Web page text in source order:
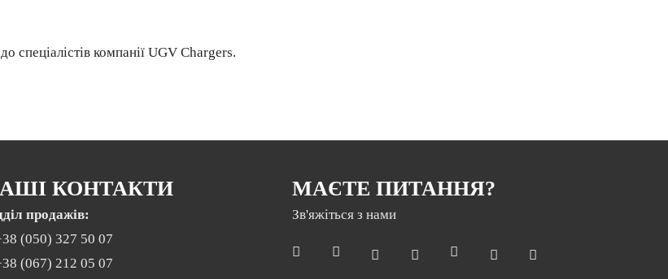
спеціалістів компанії UGV Chargers.
КОНТАКТИ
продажів:
(050) 327 50 07
(067) 212 05 07
МАЄТЕ ПИТАННЯ?
Зв'яжіться з нами